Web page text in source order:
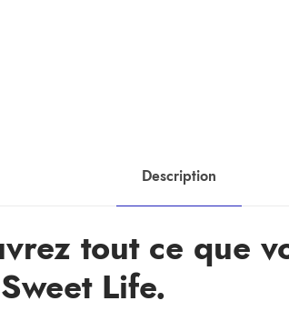
Description
tout ce que
Life.